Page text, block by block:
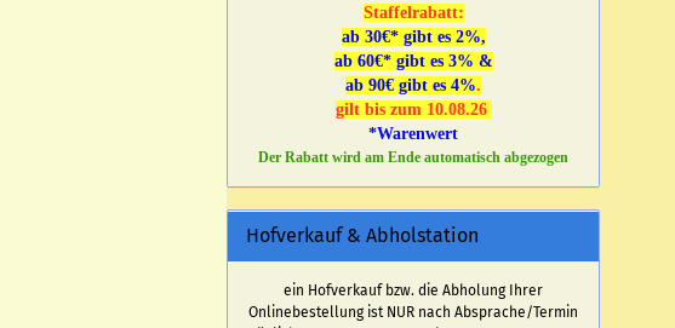
Staffelrabatt:
ab 30€* gibt es 2%,
ab 60€* gibt es 3% &
ab 90€ gibt es 4%.
gilt bis zum 10.08.26
*Warenwert
Der Rabatt wird am Ende automatisch abgezogen
Hofverkauf & Abholstation
ein Hofverkauf bzw. die Abholung Ihrer
Onlinebestellung ist NUR nach Absprache/Termin